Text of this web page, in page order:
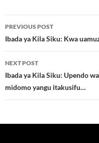
Post
navigation
PREVIOUS POST
Ibada ya Kila Siku: Kwa
NEXT POST
Ibada ya Kila Siku: Upendo
midomo yangu itakusifu…